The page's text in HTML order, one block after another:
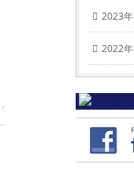
2023年
2022年